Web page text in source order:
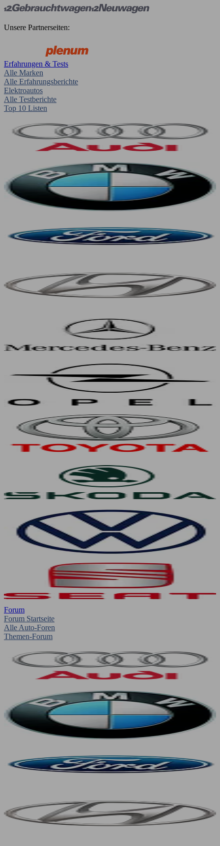
Unsere Partnerseiten:
Erfahrungen & Tests
Alle Marken
Alle Erfahrungsberichte
Elektroautos
Alle Testberichte
Top 10 Listen
Forum
Forum Startseite
Alle Auto-Foren
Themen-Forum